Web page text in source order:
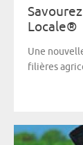
Locale®
Une
filières